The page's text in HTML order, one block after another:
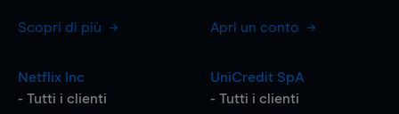
Scopri di più Apri un conto
Netflix Inc
- Tutti i clienti
UniCredit SpA
- Tutti i clienti